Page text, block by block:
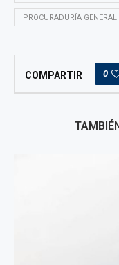
PROCURADURÍA
COMPARTIR 0